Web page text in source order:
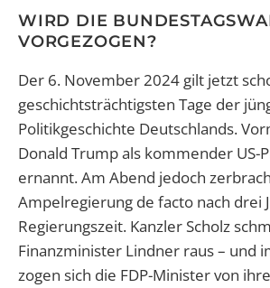
WIRD DIE
VORGEZOGEN?
Der 6. November 2024 gilt jetzt
geschichtsträchtigsten Tage der
Politikgeschichte Deutschlands.
Donald Trump als kommender US-
ernannt. Am Abend jedoch
Ampelregierung de facto nach drei
Regierungszeit. Kanzler Scholz
Finanzminister Lindner raus – und
zogen sich die FDP-Minister von